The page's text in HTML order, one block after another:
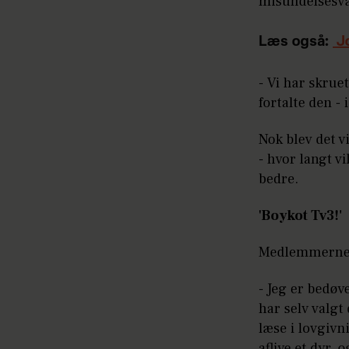
Læs også:
- Vi har
fortalte den -
Nok blev det
- hvor langt
bedre.
'Boykot Tv3!'
- Jeg er
har selv valgt
læse i